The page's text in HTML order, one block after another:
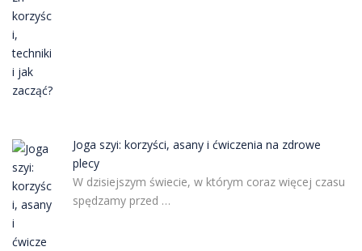
Joga szyi: korzyści, asany i ćwiczenia na zdrowe
plecy
W dzisiejszym świecie, w którym coraz więcej czasu
spędzamy przed …